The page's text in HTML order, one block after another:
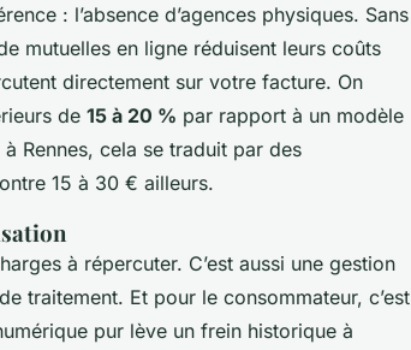
: l’absence d’agences physiques. Sans
mutuelles en ligne réduisent leurs coûts
directement sur votre facture. On
de 15 à 20 % par rapport à un modèle
Rennes, cela se traduit par des
15 à 30 € ailleurs.
à répercuter. C’est aussi une gestion
traitement. Et pour le consommateur, c’est
pur lève un frein historique à